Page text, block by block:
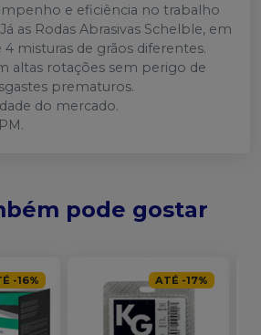
e eficiência no trabalho
as Rodas Abrasivas Schelble, em
misturas de grãos diferentes.
altas rotações sem perigo de
prematuros.
do mercado.
pode gostar
-16% ATÉ -17%